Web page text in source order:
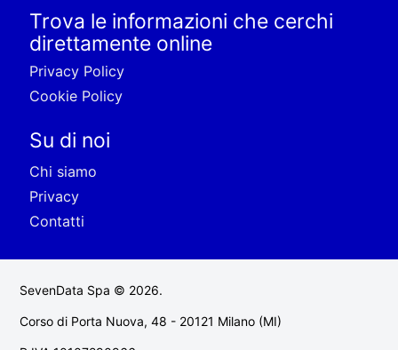
Trova le informazioni che cerchi
direttamente online
Privacy Policy
Cookie Policy
Su di noi
Chi siamo
Privacy
Contatti
SevenData Spa © 2026.
Corso di Porta Nuova, 48 - 20121 Milano (MI)